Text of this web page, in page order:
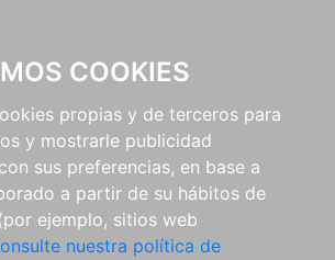
COOKIES
propias y de terceros para
y mostrarle publicidad
sus preferencias, en base a
a partir de su hábitos de
ejemplo, sitios web
nuestra política de